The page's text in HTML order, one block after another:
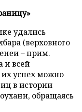
удались
(верховного
– прим.
и всей
успех можно
в истории
обращаясь